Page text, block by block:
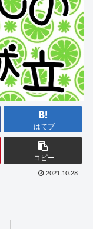
はてブ
コピー
2021.10.28